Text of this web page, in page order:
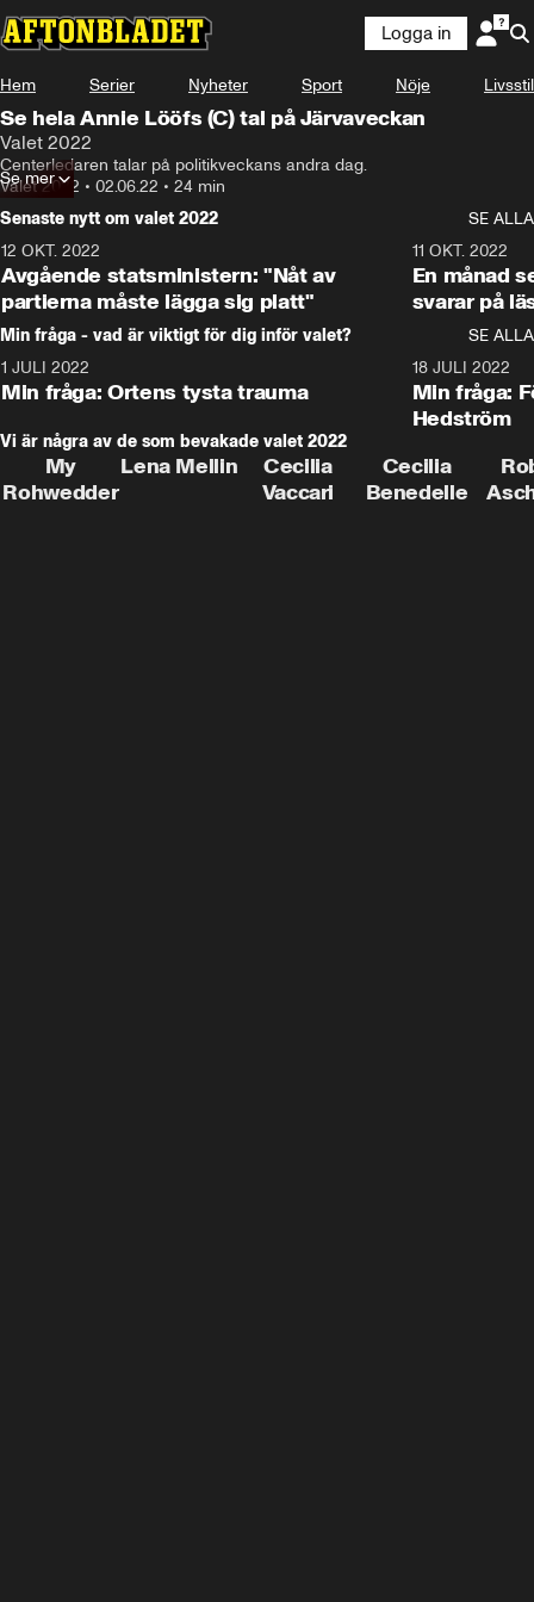
Logga in
Hem Serier Nyheter Sport Nöje Livsstil
Se hela Annie Lööfs (C) tal på Järvaveckan
Valet 2022
Centerledaren talar på politikveckans andra dag.
Valet 2022 • 02.06.22 • 24 min
Se mer
Senaste nytt om valet 2022
SE ALLA
12 OKT. 2022
Avgående statsministern: "Nåt av
partierna måste lägga sig platt"
11 OKT. 2022
En månad
svarar på
Min fråga - vad är viktigt för dig inför valet?
SE ALLA
1 JULI 2022
Min fråga: Ortens tysta trauma
18 JULI 2022
Min fråga:
Hedström
Vi är några av de som bevakade valet 2022
My
Rohwedder
Lena Mellin
Cecilia
Vaccari
Cecilia
Benedelle